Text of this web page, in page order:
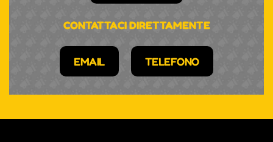
CONTATTACI DIRETTAMENTE
EMAIL TELEFONO